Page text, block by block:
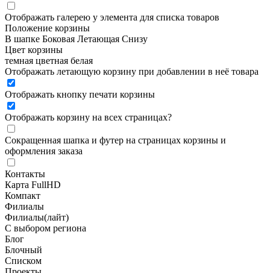
Отображать галерею у элемента для списка товаров
Положение корзины
В шапке Боковая Летающая Снизу
Цвет корзины
темная цветная белая
Отображать летающую корзину при добавлении в неё товара
Отображать кнопку печати корзины
Отображать корзину на всех страницах?
Сокращенная шапка и футер на страницах корзины и
оформления заказа
Контакты
Карта FullHD
Компакт
Филиалы
Филиалы(лайт)
С выбором региона
Блог
Блочный
Списком